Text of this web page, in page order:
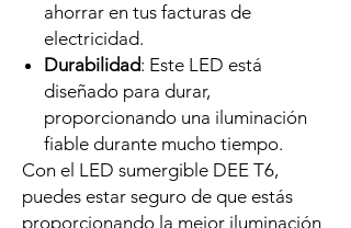
ahorrar en tus facturas de
electricidad.
Durabilidad: Este LED está
diseñado para durar,
proporcionando una iluminación
fiable durante mucho tiempo.
Con el LED sumergible DEE T6,
puedes estar seguro de que estás
proporcionando la mejor iluminación